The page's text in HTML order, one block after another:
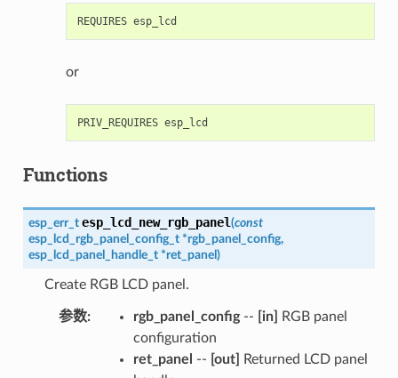
or
Functions
esp_err_t esp_lcd_new_rgb_panel(const
esp_lcd_rgb_panel_config_t *rgb_panel_config,
esp_lcd_panel_handle_t *ret_panel )
Create RGB LCD panel.
参数: rgb_panel_config-- [in]
RGB panel
configuration
ret_panel
-- [out]
Returned LCD panel